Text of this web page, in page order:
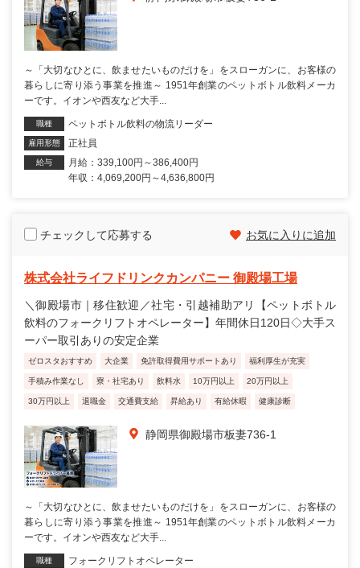
～「大切なひとに、飲ませたいものだけを」をスローガンに、お客様の
暮らしに寄り添う事業を推進～ 1951年創業のペットボトル飲料メーカ
ーです。イオンや西友など大手...
職種 ペットボトル飲料の物流リーダー
雇用形態 正社員
給与
月給：339,100円～386,400円
年収：4,069,200円～4,636,800円
チェックして応募する お気に入りに追加
株式会社ライフドリンクカンパニー 御殿場工場
＼御殿場市｜移住歓迎／社宅・引越補助アリ【ペットボトル
飲料のフォークリフトオペレーター】年間休日120日◇大手ス
ーパー取引ありの安定企業
ゼロスタおすすめ 大企業 免許取得費用サポートあり 福利厚生が充実
手積み作業なし 寮・社宅あり 飲料水 10万円以上 20万円以上
30万円以上 退職金 交通費支給 昇給あり 有給休暇 健康診断
静岡県御殿場市板妻736-1
～「大切なひとに、飲ませたいものだけを」をスローガンに、お客様の
暮らしに寄り添う事業を推進～ 1951年創業のペットボトル飲料メーカ
ーです。イオンや西友など大手...
職種 フォークリフトオペレーター